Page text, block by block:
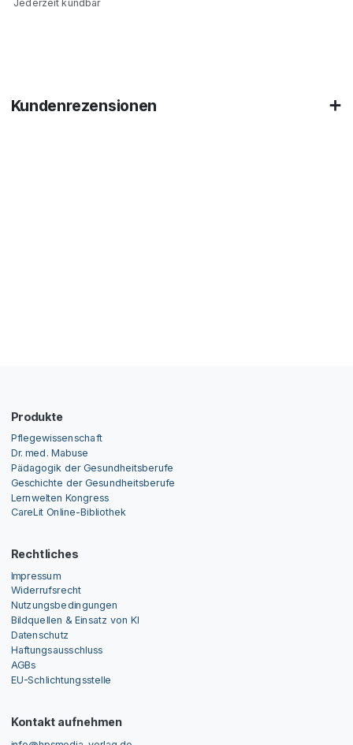
Kundenrezensionen
Produkte
Pflegewissenschaft
Dr. med. Mabuse
Pädagogik der Gesundheitsberufe
Geschichte der Gesundheitsberufe
Lernwelten Kongress
CareLit Online-Bibliothek
Rechtliches
Impressum
Widerrufsrecht
Nutzungsbedingungen
Bildquellen & Einsatz von KI
Datenschutz
Haftungsausschluss
AGBs
EU-Schlichtungsstelle
Kontakt aufnehmen